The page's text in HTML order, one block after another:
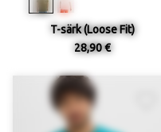
T-särk (Loose Fit)
28,90 €